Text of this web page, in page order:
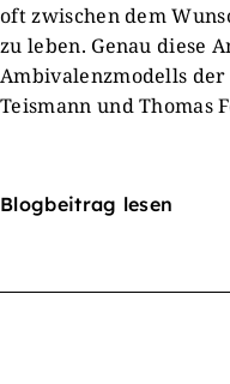
oft zwischen dem
zu leben. Genau diese
Ambivalenzmodells
Teismann und Thomas
Blogbeitrag lesen